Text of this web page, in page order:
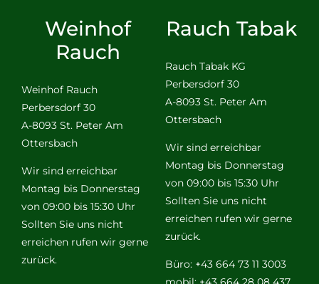
Weinhof
Rauch
Weinhof Rauch
Perbersdorf 30
A-8093 St. Peter Am
Ottersbach
Wir sind erreichbar
Montag bis Donnerstag
von 09:00 bis 15:30 Uhr
Sollten Sie uns nicht
erreichen rufen wir gerne
zurück.
Rauch Tabak
Rauch Tabak KG
Perbersdorf 30
A-8093 St. Peter Am
Ottersbach
Wir sind erreichbar
Montag bis Donnerstag
von 09:00 bis 15:30 Uhr
Sollten Sie uns nicht
erreichen rufen wir gerne
zurück.
Büro: +43 664 73 11 3003